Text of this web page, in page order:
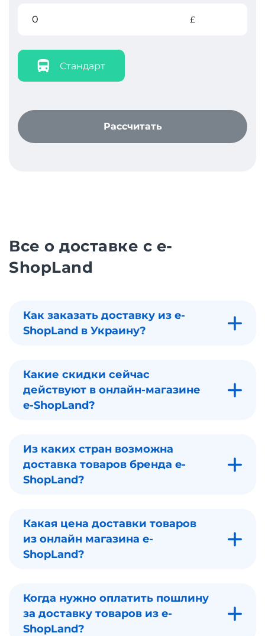
£
Стандарт
Рассчитать
Все о доставке с e-
ShopLand
Как заказать доставку из e-
ShopLand в Украину?
Какие скидки сейчас
действуют в онлайн-магазине
e-ShopLand?
Из каких стран возможна
доставка товаров бренда e-
ShopLand?
Какая цена доставки товаров
из онлайн магазина e-
ShopLand?
Когда нужно оплатить пошлину
за доставку товаров из e-
ShopLand?